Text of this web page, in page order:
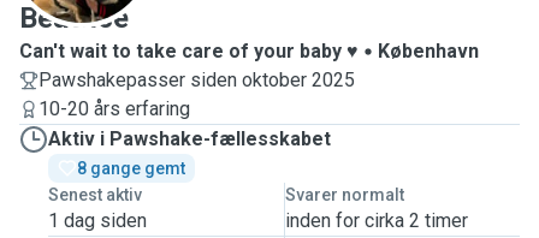
Beatrice
Can't wait to take care of your baby ♥️
København
Pawshakepasser siden oktober 2025
10-20 års erfaring
Aktiv i Pawshake-fællesskabet
8 gange gemt
Senest aktiv
1 dag siden
Svarer normalt
inden for cirka 2 timer